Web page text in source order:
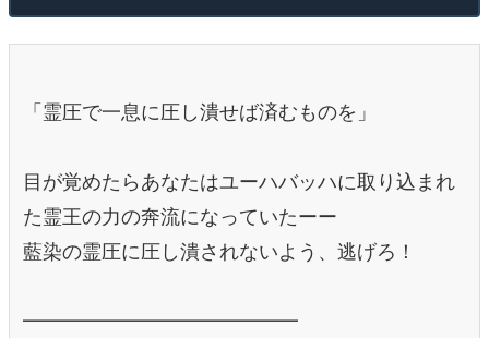
「霊圧で一息に圧し潰せば済むものを」
目が覚めたらあなたはユーハバッハに取り込まれ
た霊王の力の奔流になっていたーー
藍染の霊圧に圧し潰されないよう、逃げろ！
━━━━━━━━━━━━━━